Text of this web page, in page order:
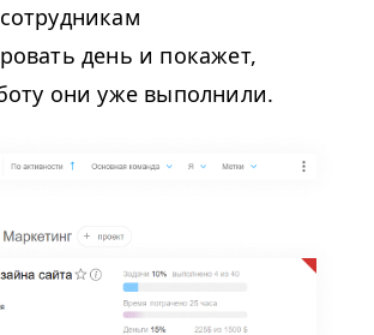
день и покажет,
они уже выполнили.